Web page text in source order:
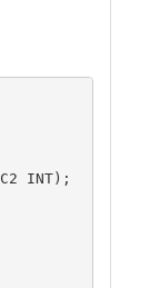
C2 INT);